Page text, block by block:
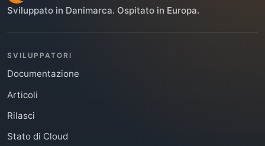
Sviluppato in Danimarca. Ospitato in Europa.
SVILUPPATORI
Documentazione
Articoli
Rilasci
Stato di Cloud